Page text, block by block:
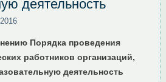
деятельность
Порядка проведения
работников организаций,
деятельность